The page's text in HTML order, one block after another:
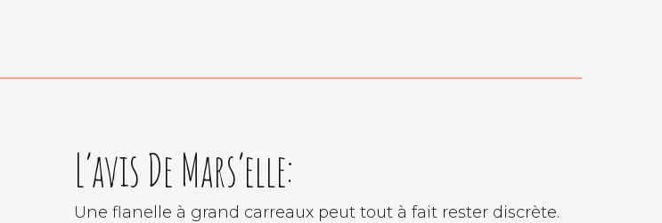
L’avis De Mars’elle:
Une flanelle à grand carreaux peut tout à fait rester discrète.